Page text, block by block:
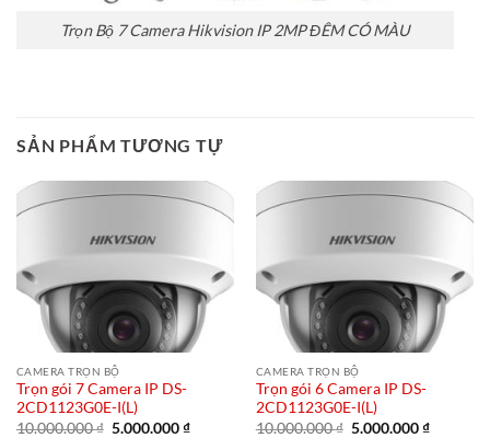
Trọn Bộ 7 Camera Hikvision IP 2MP ĐÊM CÓ MÀU
SẢN PHẨM TƯƠNG TỰ
CAMERA TRỌN BỘ
Trọn gói 7 Camera IP DS-
2CD1123G0E-I(L)
10.000.000₫ Giá
5.000.000₫Giá
CAMERA TRỌN BỘ
Trọn gói 6 Camera IP DS-
2CD1123G0E-I(L)
10.000.000₫ Giá
5.000.000₫Giá